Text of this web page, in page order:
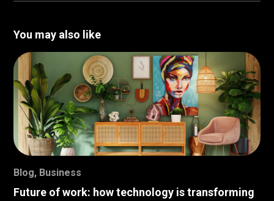
You may also like
Blog, Business
Future of work: how technology is transforming